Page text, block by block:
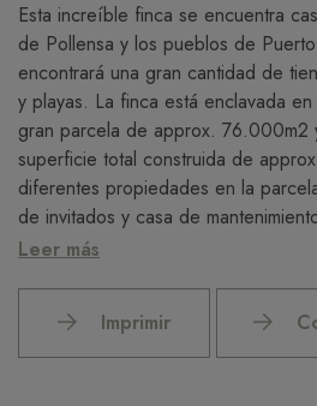
Esta increíble finca se encuentra
de Pollensa y los pueblos de
encontrará una gran cantidad de
y playas. La finca está enclavada
gran parcela de approx. 76.000m2
superficie total construida de
diferentes propiedades en la
de invitados y casa de
se tienen vistas al mar a lo lejos.
La propiedad principal de esta finca
construcción tradicional con
toda la casa y terrazas. Esta casa
Leer más
Imprimir